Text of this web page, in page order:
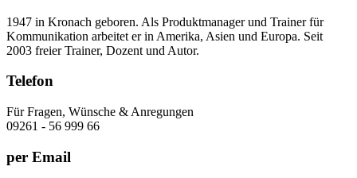
1947 in Kronach geboren. Als Produktmanager und Trainer für
Kommunikation arbeitet er in Amerika, Asien und Europa. Seit
2003 freier Trainer, Dozent und Autor.
Telefon
Für Fragen, Wünsche & Anregungen
09261 - 56 999 66
per Email